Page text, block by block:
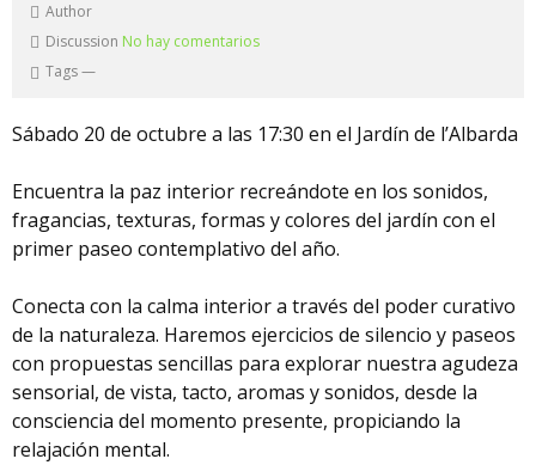
Author
Discussion No hay comentarios
Tags—
Sábado 20 de octubre a las 17:30 en el Jardín de l’Albarda
Encuentra la paz interior recreándote en los sonidos,
fragancias, texturas, formas y colores del jardín con el
primer paseo contemplativo del año.
Conecta con la calma interior a través del poder curativo
de la naturaleza. Haremos ejercicios de silencio y paseos
con propuestas sencillas para explorar nuestra agudeza
sensorial, de vista, tacto, aromas y sonidos, desde la
consciencia del momento presente, propiciando la
relajación mental.